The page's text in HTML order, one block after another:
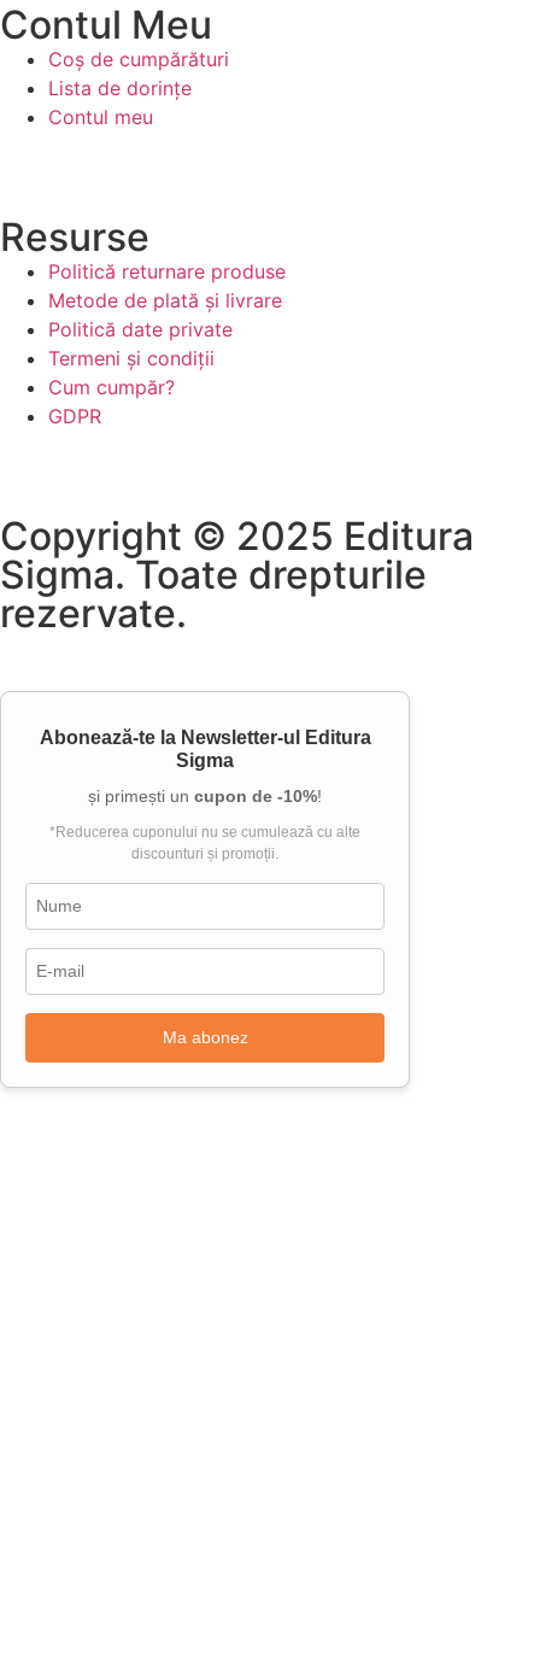
Contul Meu
Coș de cumpărături
Lista de dorințe
Contul meu
Resurse
Politică returnare produse
Metode de plată și livrare
Politică date private
Termeni și condiții
Cum cumpăr?
GDPR
Copyright © 2025 Editura
Sigma. Toate drepturile
rezervate.
Abonează-te la Newsletter-ul Editura
Sigma
și primești un cupon de -10%!
*Reducerea cuponului nu se cumulează cu alte
discounturi și promoții.
Ma abonez